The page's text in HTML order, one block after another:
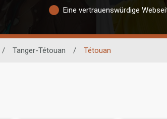
Eine vertrauenswürdige
/ Tanger-Tétouan / Tétouan